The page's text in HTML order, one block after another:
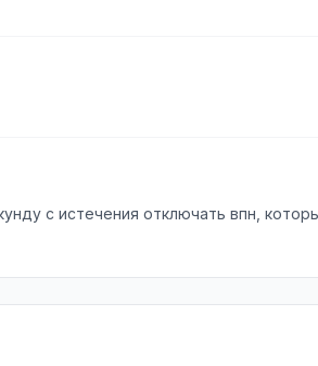
с истечения отключать впн,